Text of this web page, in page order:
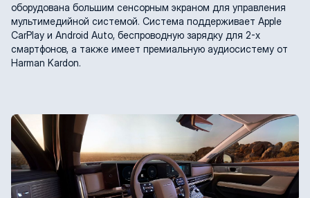
оборудована большим сенсорным экраном для управления
мультимедийной системой. Система поддерживает Apple
CarPlay и Android Auto, беспроводную зарядку для 2-x
смартфонов, а также имеет премиальную аудиосистему от
Harman Kardon.